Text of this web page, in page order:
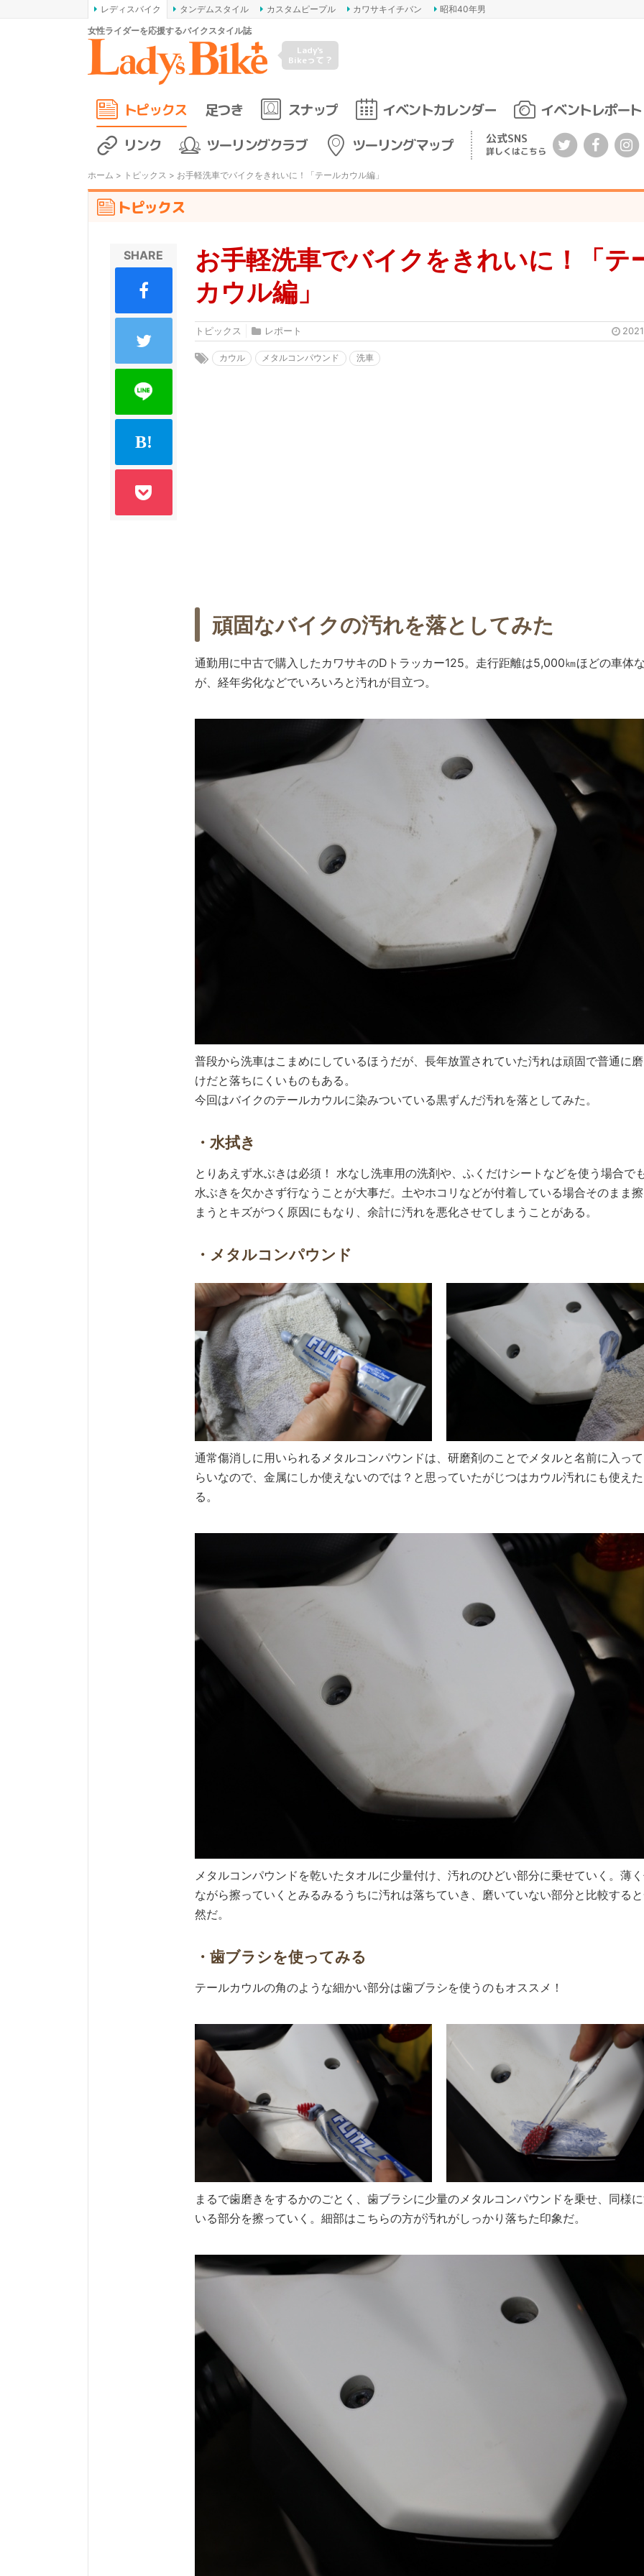
レディスバイク タンデムスタイル カスタムピープル カワサキイチバン
昭和40年男
女性ライダーを応援するバイクスタイル誌
Lady's
Bikeって？
トピックス 足つき スナップ イベントカレンダー
イベントレポート
リンク
ツーリングクラブ ツーリングマップ 公式SNS
詳しくはこちら
ホーム > トピックス > お手軽洗車でバイクをきれいに！「テールカウル編」
トピックス
お手軽洗車でバイクをきれいに！「テ
カウル編」
トピックス レポート
カウル メタルコンパウンド 洗車
頑固なバイクの汚れを落としてみた
通勤用に中古で購入したカワサキのDトラッカー125。走行距離は5,000㎞ほどの車体
が、経年劣化などでいろいろと汚れが目立つ。
普段から洗車はこまめにしているほうだが、長年放置されていた汚れは頑固で普通に
けだと落ちにくいものもある。
今回はバイクのテールカウルに染みついている黒ずんだ汚れを落としてみた。
・水拭き
とりあえず水ぶきは必須！ 水なし洗車用の洗剤や、ふくだけシートなどを使う場合で
水ぶきを欠かさず行なうことが大事だ。土やホコリなどが付着している場合そのまま
まうとキズがつく原因にもなり、余計に汚れを悪化させてしまうことがある。
・メタルコンパウンド
通常傷消しに用いられるメタルコンパウンドは、研磨剤のことでメタルと名前に入っ
らいなので、金属にしか使えないのでは？と思っていたがじつはカウル汚れにも使え
る。
メタルコンパウンドを乾いたタオルに少量付け、汚れのひどい部分に乗せていく。薄
ながら擦っていくとみるみるうちに汚れは落ちていき、磨いていない部分と比較する
然だ。
・歯ブラシを使ってみる
テールカウルの角のような細かい部分は歯ブラシを使うのもオススメ！
まるで歯磨きをするかのごとく、歯ブラシに少量のメタルコンパウンドを乗せ、同様
いる部分を擦っていく。細部はこちらの方が汚れがしっかり落ちた印象だ。
SHARE